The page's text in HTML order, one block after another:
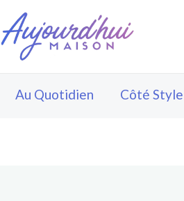
Au Quotidien Côté Style